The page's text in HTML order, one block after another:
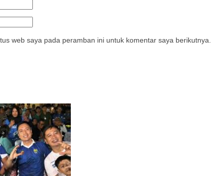
web saya pada peramban ini untuk komentar saya berikutnya.